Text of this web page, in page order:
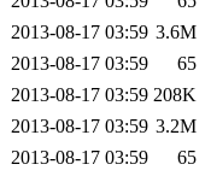
2013-08-17 03:59 3.6M
2013-08-17 03:59
65
2013-08-17 03:59 208K
2013-08-17 03:59 3.2M
2013-08-17 03:59
65